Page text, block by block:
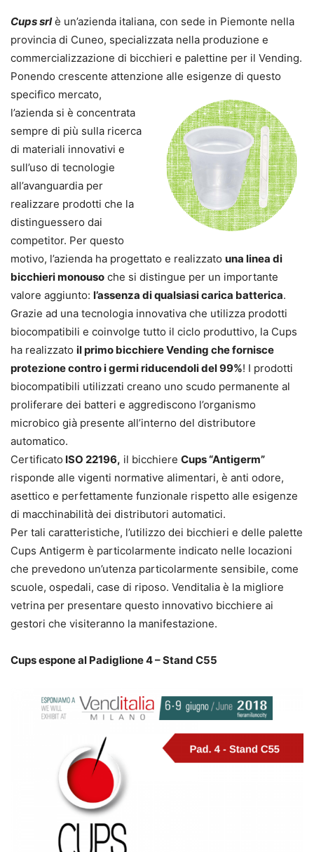
Cups srl è un’azienda italiana, con sede in Piemonte nella
provincia di Cuneo, specializzata nella produzione e
commercializzazione di bicchieri e palettine per il Vending.
Ponendo crescente attenzione alle esigenze di questo
specifico mercato,
l’azienda si è concentrata
sempre di più sulla ricerca
di materiali innovativi e
sull’uso di tecnologie
all’avanguardia per
realizzare prodotti che la
distinguessero dai
competitor. Per questo
motivo, l’azienda ha progettato e realizzato una linea di
bicchieri monouso che si distingue per un importante
valore aggiunto: l’assenza di qualsiasi carica batterica.
Grazie ad una tecnologia innovativa che utilizza prodotti
biocompatibili e coinvolge tutto il ciclo produttivo, la Cups
ha realizzato il primo bicchiere Vending che fornisce
protezione contro i germi riducendoli del 99%! I prodotti
biocompatibili utilizzati creano uno scudo permanente al
proliferare dei batteri e aggrediscono l’organismo
microbico già presente all’interno del distributore
automatico.
Certificato ISO 22196, il bicchiere Cups “Antigerm”
risponde alle vigenti normative alimentari, è anti odore,
asettico e perfettamente funzionale rispetto alle esigenze
di macchinabilità dei distributori automatici.
Per tali caratteristiche, l’utilizzo dei bicchieri e delle palette
Cups Antigerm è particolarmente indicato nelle locazioni
che prevedono un’utenza particolarmente sensibile, come
scuole, ospedali, case di riposo. Venditalia è la migliore
vetrina per presentare questo innovativo bicchiere ai
gestori che visiteranno la manifestazione.
Cups espone al Padiglione 4 – Stand C55